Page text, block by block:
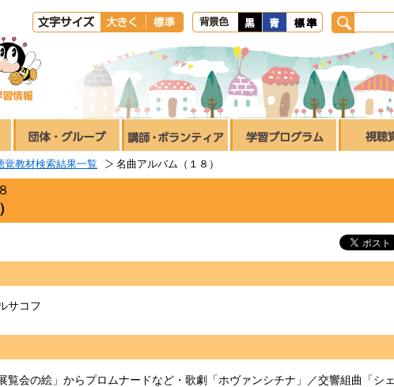
覚教材検索結果一覧 名曲アルバム（１８）
サコフ
覧会の絵」からプロムナードなど・歌劇「ホヴァンシチナ」／交響組曲「シェ